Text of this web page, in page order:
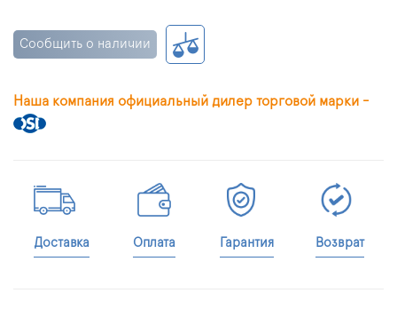
Сообщить о наличии
Наша компания официальный дилер торговой марки -
Доставка Оплата Гарантия Возврат